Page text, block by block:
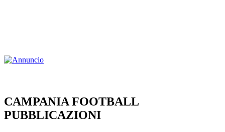
CAMPANIA FOOTBALL
PUBBLICAZIONI